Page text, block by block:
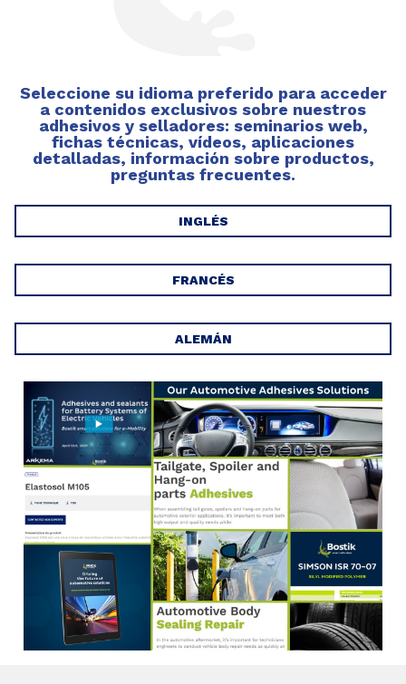
Seleccione su idioma preferido para acceder
a contenidos exclusivos sobre nuestros
adhesivos y selladores: seminarios web,
fichas técnicas, vídeos, aplicaciones
detalladas, información sobre productos,
preguntas frecuentes.
INGLÉS
FRANCÉS
ALEMÁN